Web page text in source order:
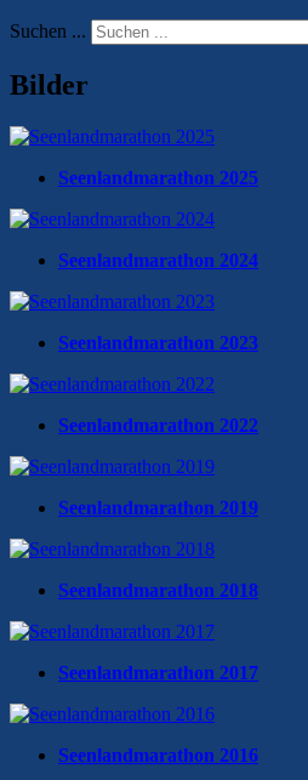
Suchen ...
Bilder
Seenlandmarathon 2025
Seenlandmarathon 2024
Seenlandmarathon 2023
Seenlandmarathon 2022
Seenlandmarathon 2019
Seenlandmarathon 2018
Seenlandmarathon 2017
Seenlandmarathon 2016